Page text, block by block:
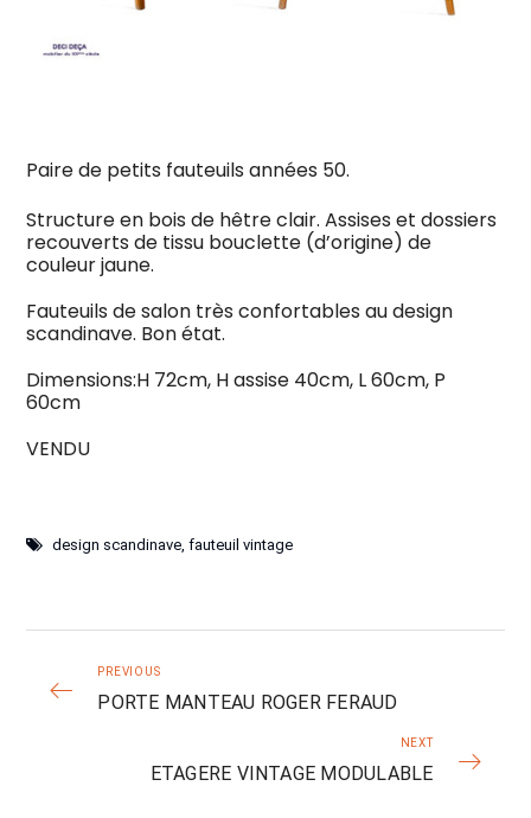
Paire de petits fauteuils années 50.
Structure en bois de hêtre clair. Assises et dossiers
recouverts de tissu bouclette (d’origine) de
couleur jaune.
Fauteuils de salon très confortables au design
scandinave. Bon état.
Dimensions:H 72cm, H assise 40cm, L 60cm, P
60cm
VENDU
design scandinave,fauteuil vintage
PREVIOUS
PORTE MANTEAU ROGER FERAUD
NEXT
ETAGERE VINTAGE MODULABLE